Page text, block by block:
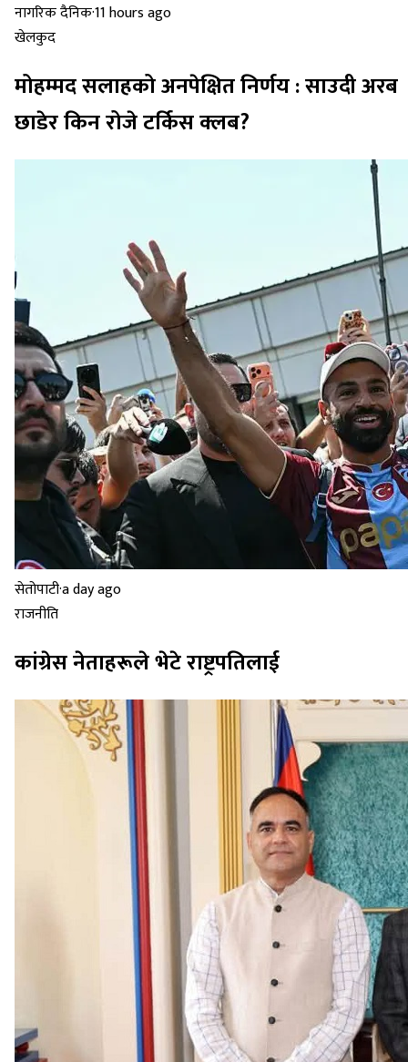
नागरिक दैनिक·11 hours ago
खेलकुद
मोहम्मद सलाहको अनपेक्षित निर्णय : साउदी अरब
छाडेर किन रोजे टर्किस क्लब?
सेतोपाटी·a day ago
राजनीति
कांग्रेस नेताहरूले भेटे राष्ट्रपतिलाई